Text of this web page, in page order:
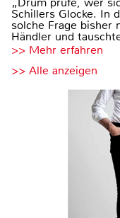
Schillers Glocke. In
solche Frage bisher
Händler und
>> Mehr erfahren
>> Alle anzeigen